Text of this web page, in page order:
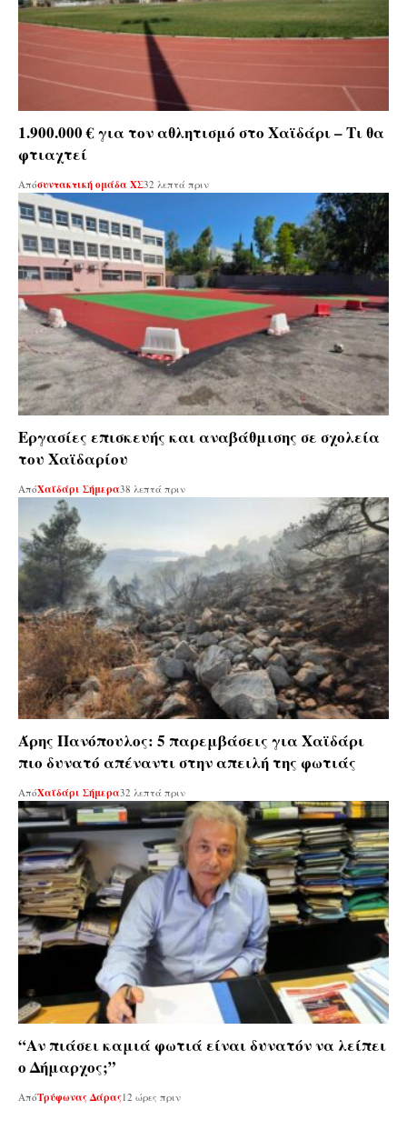
1.900.000 € για τον αθλητισμό στο Χαϊδάρι – Τι θα
φτιαχτεί
Απόσυντακτική ομάδα ΧΣ32 λεπτά πριν
Εργασίες επισκευής και αναβάθμισης σε σχολεία
του Χαϊδαρίου
ΑπόΧαϊδάρι Σήμερα38 λεπτά πριν
Άρης Πανόπουλος: 5 παρεμβάσεις για Χαϊδάρι
πιο δυνατό απέναντι στην απειλή της φωτιάς
ΑπόΧαϊδάρι Σήμερα32 λεπτά πριν
“Αν πιάσει καμιά φωτιά είναι δυνατόν να λείπει
ο Δήμαρχος;”
ΑπόΤρύφωνας Δάρας12 ώρες πριν